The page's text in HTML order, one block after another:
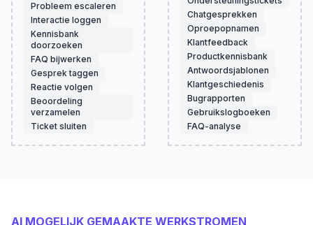
Probleem escaleren
Interactie loggen
Kennisbank
doorzoeken
FAQ bijwerken
Gesprek taggen
Reactie volgen
Beoordeling
verzamelen
Ticket sluiten
Chatgesprekken
Oproepopnamen
Klantfeedback
Productkennisbank
Antwoordsjablonen
Klantgeschiedenis
Bugrapporten
Gebruikslogboeken
FAQ-analyse
AI MOGELIJK GEMAAKTE WERKSTROMEN